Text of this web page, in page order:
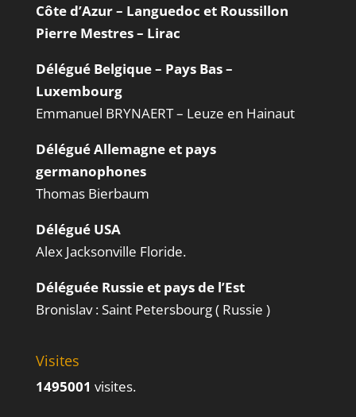
Côte d’Azur – Languedoc et Roussillon
Pierre Mestres – Lirac
Délégué Belgique – Pays Bas –
Luxembourg
Emmanuel BRYNAERT – Leuze en Hainaut
Délégué Allemagne et pays
germanophones
Thomas Bierbaum
Délégué USA
Alex Jacksonville Floride.
Déléguée Russie et pays de l’Est
Bronislav : Saint Petersbourg ( Russie )
Visites
1495001 visites.